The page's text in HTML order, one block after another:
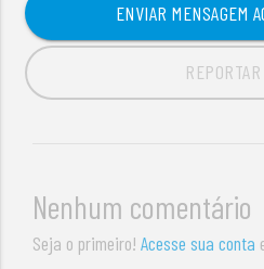
ENVIAR MENSAGEM
Nenhum comentário
Seja o primeiro!Acesse sua conta